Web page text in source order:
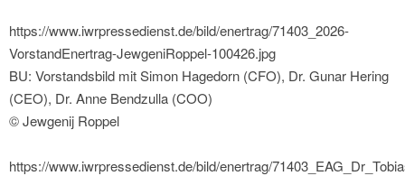
https://www.iwrpressedienst.de/bild/enertrag/71403_2026-
VorstandEnertrag-JewgeniRoppel-100426.jpg
BU: Vorstandsbild mit Simon Hagedorn (CFO), Dr. Gunar Hering
(CEO), Dr. Anne Bendzulla (COO)
© Jewgenij Roppel
https://www.iwrpressedienst.de/bild/enertrag/